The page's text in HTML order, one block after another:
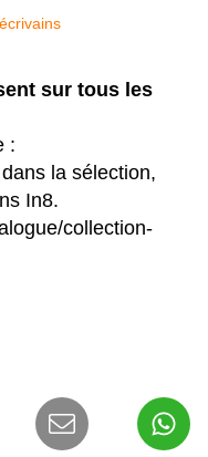
sur tous les
:
la sélection,
In8.
collection-